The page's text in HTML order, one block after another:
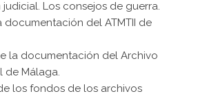
Los consejos de guerra.
documentación del ATMTII de
la documentación del Archivo
de Málaga.
los fondos de los archivos